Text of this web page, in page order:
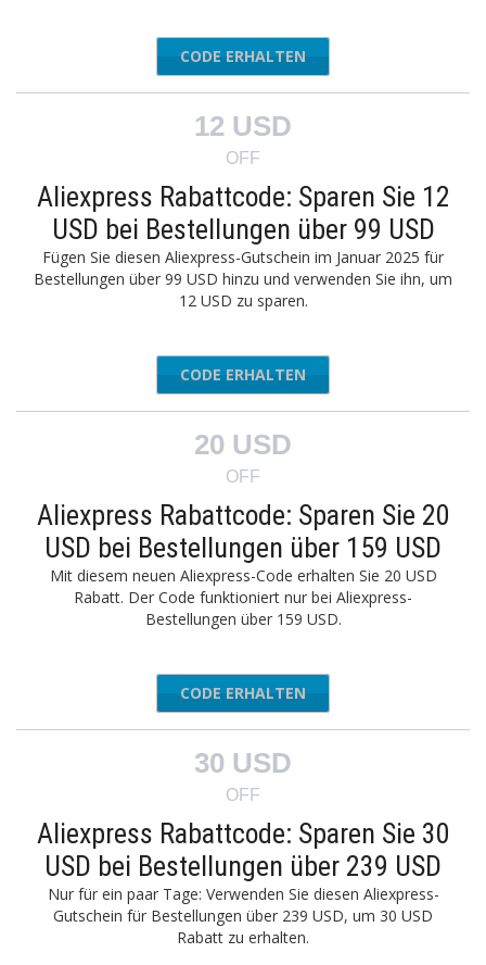
AEAFF03
CODE ERHALTEN
12 USD
OFF
Aliexpress Rabattcode: Sparen Sie 12
USD bei Bestellungen über 99 USD
Fügen Sie diesen Aliexpress-Gutschein im Januar 2025 für
Bestellungen über 99 USD hinzu und verwenden Sie ihn, um
12 USD zu sparen.
AEAFF12
CODE ERHALTEN
20 USD
OFF
Aliexpress Rabattcode: Sparen Sie 20
USD bei Bestellungen über 159 USD
Mit diesem neuen Aliexpress-Code erhalten Sie 20 USD
Rabatt. Der Code funktioniert nur bei Aliexpress-
Bestellungen über 159 USD.
AEAFF20
CODE ERHALTEN
30 USD
OFF
Aliexpress Rabattcode: Sparen Sie 30
USD bei Bestellungen über 239 USD
Nur für ein paar Tage: Verwenden Sie diesen Aliexpress-
Gutschein für Bestellungen über 239 USD, um 30 USD
Rabatt zu erhalten.